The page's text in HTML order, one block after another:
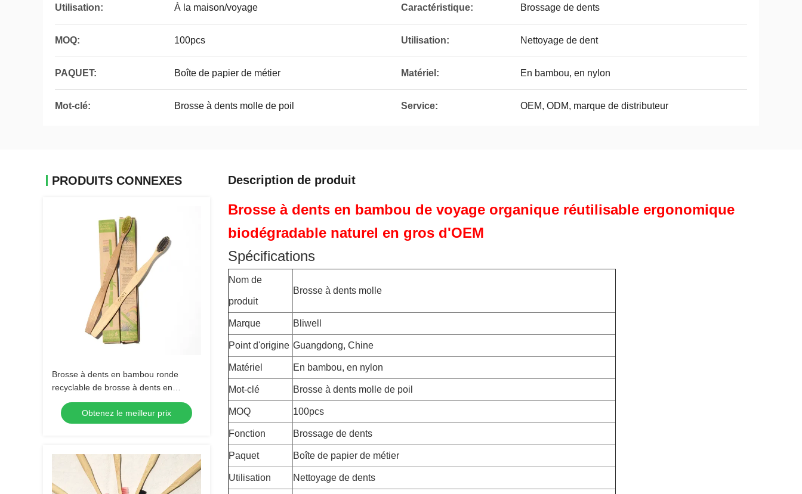
Utilisation: À la maison/voyage Caractéristique: Brossage de dents
MOQ: 100pcs Utilisation: Nettoyage de dent
PAQUET: Boîte de papier de métier Matériel: En bambou, en nylon
Mot-clé: Brosse à dents molle de poil Service: OEM, ODM, marque de distributeur
PRODUITS CONNEXES
Brosse à dents en bambou ronde
recyclable de brosse à dents en
bambou infusée par charbon de bois
libre en plastique
Obtenez le meilleur prix
Description de produit
Brosse à dents en bambou de voyage organique réutilisable ergonomique
biodégradable naturel en gros d'OEM
Spécifications
Nom de
produit
Brosse à dents molle
Marque Bliwell
Point d'origine Guangdong, Chine
Matériel En bambou, en nylon
Mot-clé Brosse à dents molle de poil
MOQ 100pcs
Fonction Brossage de dents
Paquet Boîte de papier de métier
Utilisation Nettoyage de dents